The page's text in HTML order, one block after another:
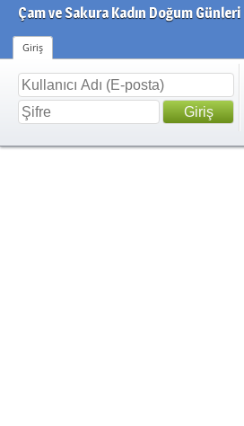
Çam ve Sakura Kadın Doğum Günleri
Giriş